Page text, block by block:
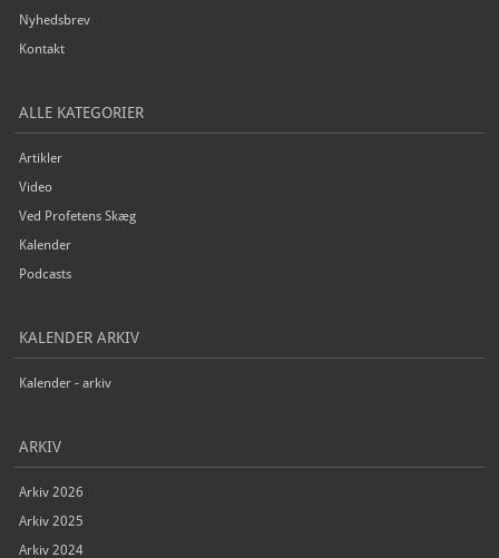
Nyhedsbrev
Kontakt
ALLE KATEGORIER
Artikler
Video
Ved Profetens Skæg
Kalender
Podcasts
KALENDER ARKIV
Kalender - arkiv
ARKIV
Arkiv 2026
Arkiv 2025
Arkiv 2024